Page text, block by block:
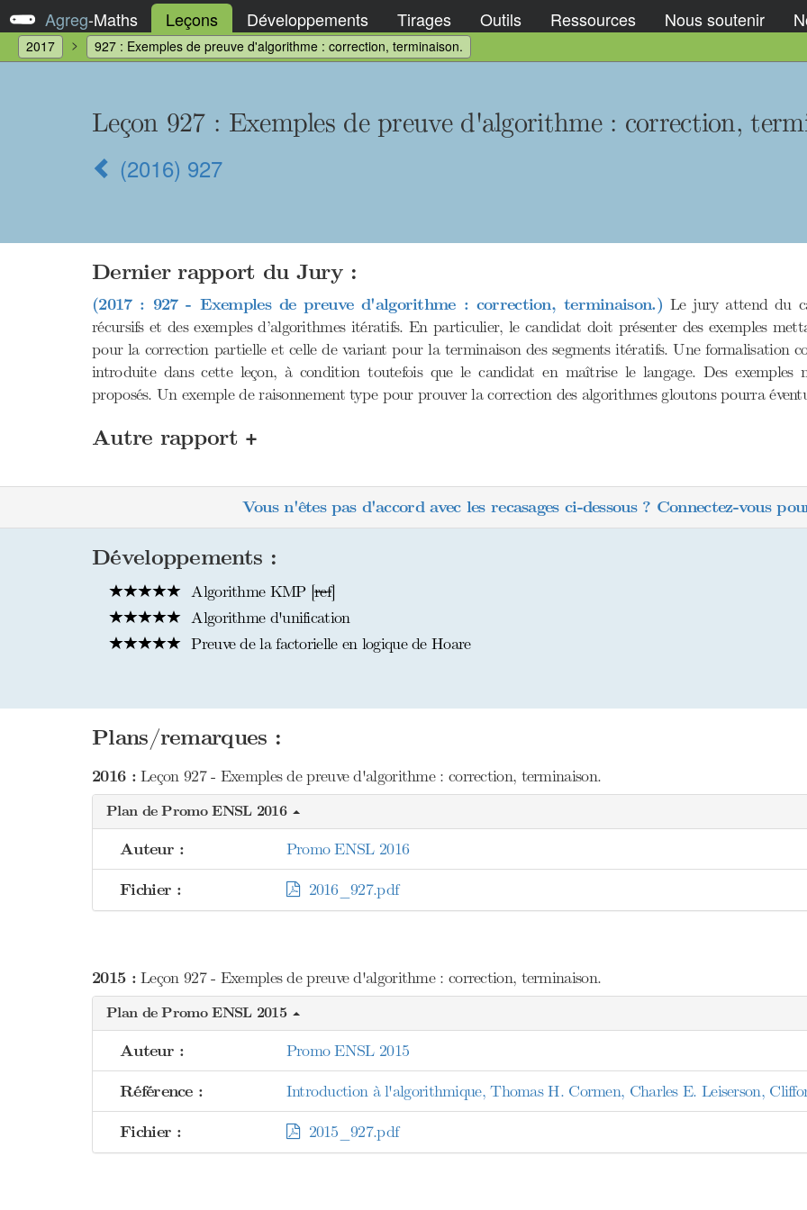
Agreg-Maths Leçons Développements Tirages Outils Ressources Nous soutenir
2017 927 : Exemples de preuve d'algorithme : correction, terminaison.
Leçon 927 : Exemples de preuve d'algorithme : correction,
(2016) 927
Dernier rapport du Jury :
(2017 : 927 - Exemples de preuve d'algorithme : correction, terminaison.) Le jury attend du
récursifs et des exemples d’algorithmes itératifs. En particulier, le candidat doit présenter des exemples
pour la correction partielle et celle de variant pour la terminaison des segments itératifs. Une formalisation
introduite dans cette leçon, à condition toutefois que le candidat en maîtrise le langage. Des exemples
proposés. Un exemple de raisonnement type pour prouver la correction des algorithmes gloutons pourra
Autre rapport +
Vous n'êtes pas d'accord avec les recasages ci-dessous ? Connectez-vous
Développements :
Algorithme KMP [ref]
Algorithme d'unification
Preuve de la factorielle en logique de Hoare
Plans/remarques :
2016 :Leçon 927 - Exemples de preuve d'algorithme : correction, terminaison.
Plan de Promo ENSL 2016
Auteur : Promo ENSL 2016
Fichier : 2016_927.pdf
2015 :Leçon 927 - Exemples de preuve d'algorithme : correction, terminaison.
Plan de Promo ENSL 2015
Auteur : Promo ENSL 2015
Référence : Introduction à l'algorithmique, Thomas H. Cormen, Charles E. Leiserson,
Fichier : 2015_927.pdf